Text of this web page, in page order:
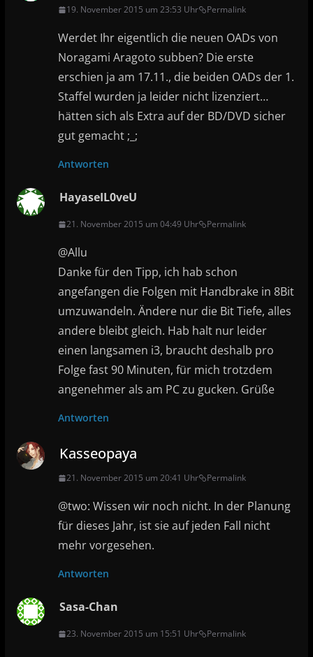
19. November 2015 um 23:53 Uhr Permalink
Werdet Ihr eigentlich die neuen OADs von
Noragami Aragoto subben? Die erste
erschien ja am 17.11., die beiden OADs der 1.
Staffel wurden ja leider nicht lizenziert…
hätten sich als Extra auf der BD/DVD sicher
gut gemacht ;_;
Antworten
HayaseIL0veU
21. November 2015 um 04:49 Uhr Permalink
@Allu
Danke für den Tipp, ich hab schon
angefangen die Folgen mit Handbrake in 8Bit
umzuwandeln. Ändere nur die Bit Tiefe, alles
andere bleibt gleich. Hab halt nur leider
einen langsamen i3, braucht deshalb pro
Folge fast 90 Minuten, für mich trotzdem
angenehmer als am PC zu gucken. Grüße
Antworten
Kasseopaya
21. November 2015 um 20:41 Uhr Permalink
@two: Wissen wir noch nicht. In der Planung
für dieses Jahr, ist sie auf jeden Fall nicht
mehr vorgesehen.
Antworten
Sasa-Chan
23. November 2015 um 15:51 Uhr Permalink